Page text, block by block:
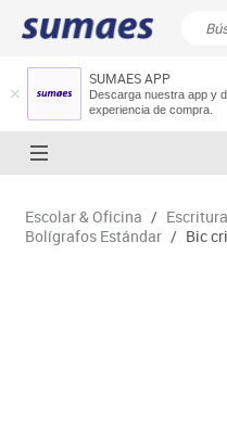
SUMAES APP
Descarga nuestra app y
experiencia de compra.
Escolar & Oficina /
Bolígrafos Estándar / Bic